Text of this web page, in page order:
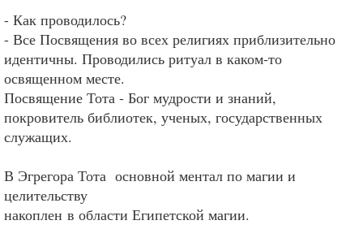
- Как проводилось?
- Все Посвящения во всех религиях приблизительно
идентичны. Проводились ритуал в каком-то
освященном месте.
Посвящение Тота - Бог мудрости и знаний,
покровитель библиотек, ученых, государственных
служащих.
В Эгрегора Тота основной ментал по магии и
целительству
накоплен в области Египетской магии.